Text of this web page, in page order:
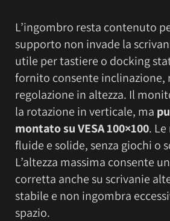
L’ingombro resta contenuto
supporto non invade la
utile per tastiere o docking
fornito consente inclinazione,
regolazione in altezza. Il
la rotazione in verticale, ma
montato su VESA 100×100.
fluide e solide, senza giochi o
L’altezza massima consente
corretta anche su scrivanie
stabile e non ingombra
spazio.